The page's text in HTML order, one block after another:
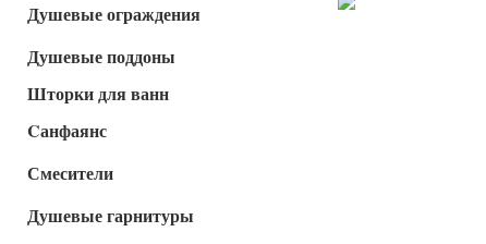
Душевые ограждения
Душевые поддоны
Шторки для ванн
Cанфаянс
Смесители
Душевые гарнитуры